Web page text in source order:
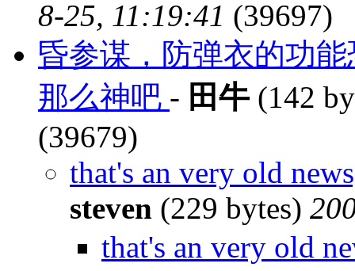
8-25, 11:19:41 (39697)
昏参谋，防弹衣的功
那么神吧 - 田牛(142
(39679)
that's an very old
steven (229 bytes)
that's an very old